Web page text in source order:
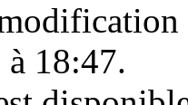
18:47.